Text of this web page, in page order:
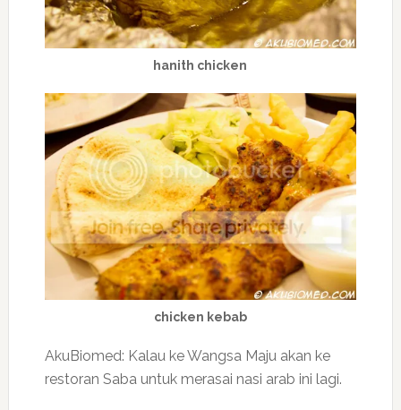
hanith chicken
chicken kebab
AkuBiomed: Kalau ke Wangsa Maju akan ke
restoran Saba untuk merasai nasi arab ini lagi.